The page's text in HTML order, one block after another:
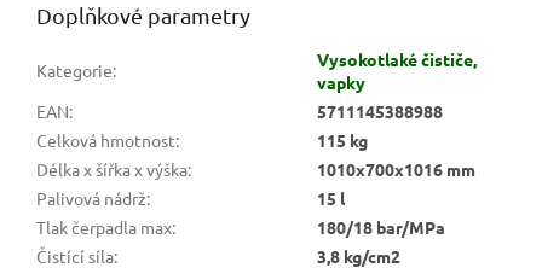
Doplňkové parametry
Kategorie:
Vysokotlaké čističe,
vapky
EAN:
5711145388988
Celková hmotnost:
115 kg
Délka x šířka x výška:
1010x700x1016 mm
Palivová nádrž:
15 l
Tlak čerpadla max:
180/18 bar/MPa
Čistící síla:
3,8 kg/cm2